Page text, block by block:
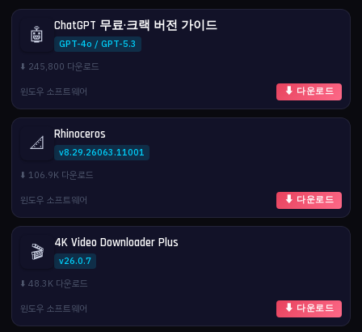
🤖 ChatGPT 무료·크랙 버전 가이드
GPT-4o / GPT-5.3
⬇️ 245,800 다운로드
윈도우 소프트웨어
⬇ 다운로드
📐 Rhinoceros
v8.29.26063.11001
⬇️ 106.9K 다운로드
윈도우 소프트웨어
⬇ 다운로드
🎬 4K Video Downloader Plus
v26.0.7
⬇️ 48.3K 다운로드
윈도우 소프트웨어
⬇ 다운로드